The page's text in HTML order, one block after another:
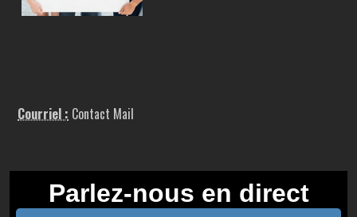
Courriel : Contact Mail